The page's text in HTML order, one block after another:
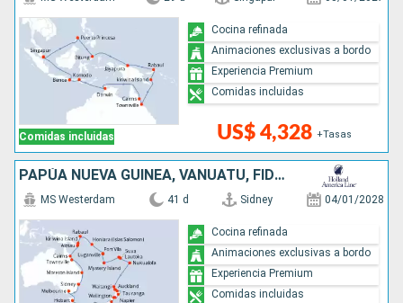
Comidas incluidas US$ 4,328 +Tasas
Cocina refinada
Animaciones exclusivas a bordo
Experiencia Premium
Comidas incluidas
PAPÚA NUEVA GUINEA, VANUATU, FIDJI (ISLAS), TONGA, NUEVA ZELANDA, AUSTRALIA
MS Westerdam 41 d Sidney 04/01/2028
Cocina refinada
Animaciones exclusivas a bordo
Experiencia Premium
Comidas incluidas